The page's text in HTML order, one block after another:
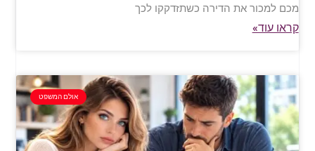
מכם למכור את הדירה כשתזדקקו לכך
קראו עוד»
אולם המשפט